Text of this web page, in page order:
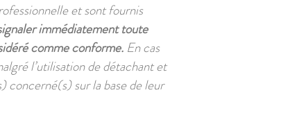
et sont fournis
immédiatement toute
comme conforme. En cas
l’utilisation de détachant et
concerné(s) sur la base de leur